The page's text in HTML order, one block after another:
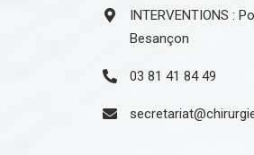
INTERVENTIONS :
Besançon
03 81 41 84 49